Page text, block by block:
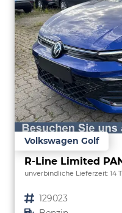
Volkswagen Golf
unverbindliche Lieferzeit: 14
Fahrzeugnr. 129023